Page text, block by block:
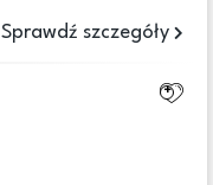
Sprawdź szczegóły